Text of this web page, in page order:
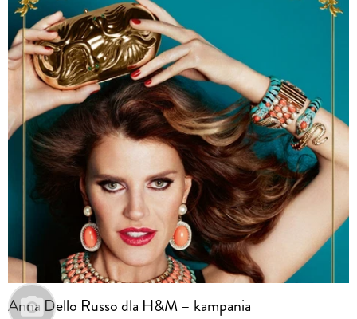
Anna Dello Russo dla H&M – kampania